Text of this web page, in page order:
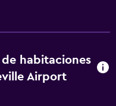
habitaciones
Airport